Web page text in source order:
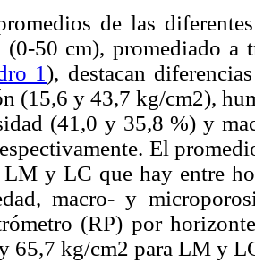
de las
(0-50 cm), promediado a
1), destacan
(15,6 y 43,7 kg/cm2),
(41,0 y 35,8 %) y
El
LM y LC que hay entre
macro- y
(RP) por
65,7 kg/cm2 para LM y